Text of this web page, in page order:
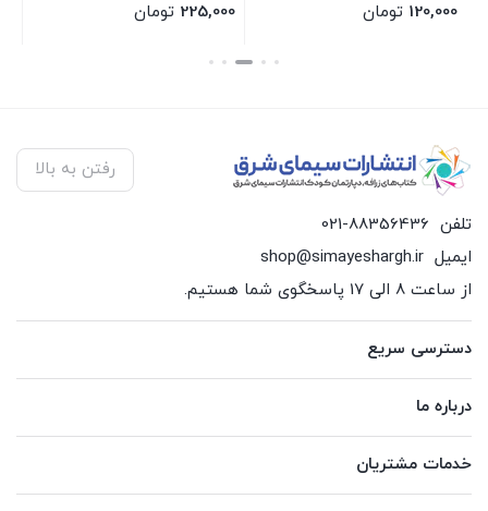
120,000 تومان
225,000 تومان
بستن
رفتن به بالا
تلفن 021-88356436
ایمیل shop@simayeshargh.ir
از ساعت 8 الی 17 پاسخگوی شما هستیم.
دسترسی سریع
درباره ما
خدمات مشتریان